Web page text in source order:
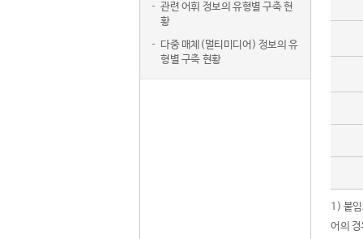
관련 어휘 정보의 유형별 구축 현
황
다중 매체(멀티미디어) 정보의 유
형별 구축 현황
1) 붙
어의